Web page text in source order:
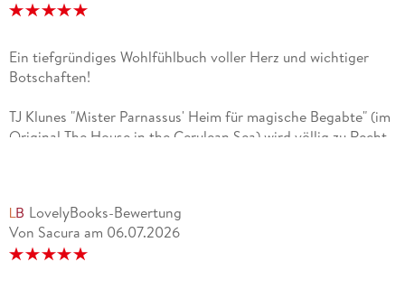
Ein tiefgründiges Wohlfühlbuch voller Herz und wichtiger
Botschaften!
TJ Klunes "Mister Parnassus' Heim für magische Begabte" (im
Original The House in the Cerulean Sea) wird völlig zu Recht
wie ein buntes, magisches Märchen. Doch schnell wird klar,
dass viel mehr dahintersteckt. Es ist ein unheimlich
tiefgründiges Buch über Vorurteile, Akzeptanz und die große
LovelyBooks-Bewertung
Von Sacura am 06.07.2026